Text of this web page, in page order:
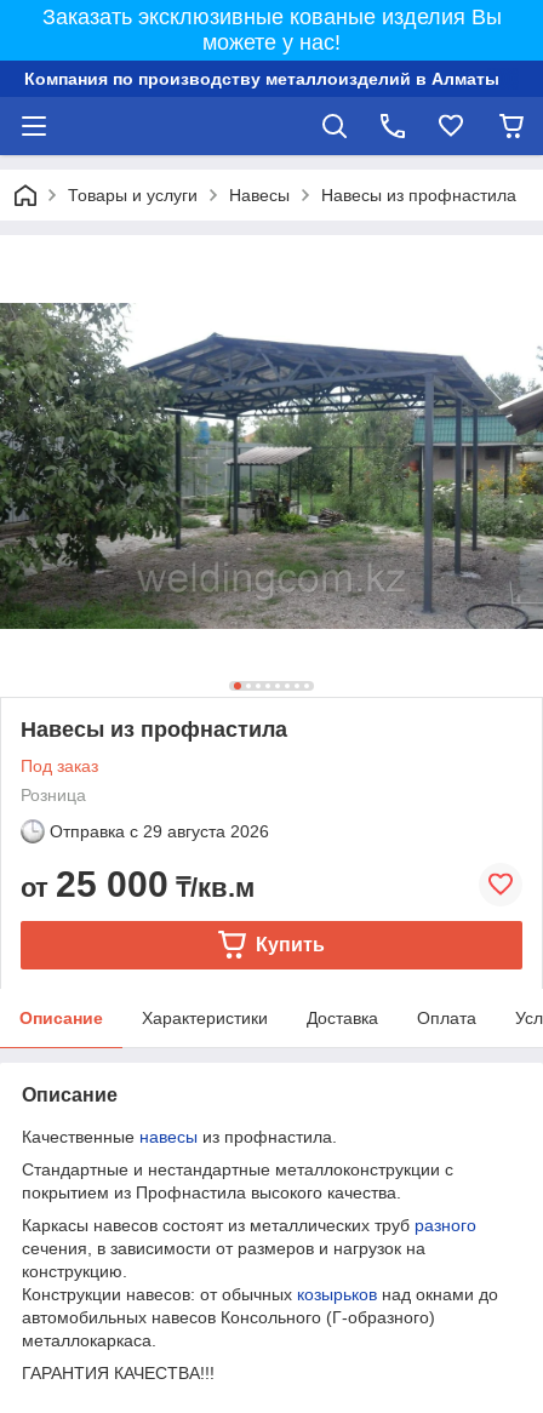
Заказать эксклюзивные кованые изделия Вы
можете у нас!
Компания по производству металлоизделий в Алматы
Товары и услуги Навесы Навесы из профнастила
Навесы из профнастила
Под заказ
Розница
Отправка с 29 августа 2026
от 25 000 ₸/кв.м
Купить
Описание Характеристики Доставка Оплата
Описание
Качественные навесы из профнастила.
Стандартные и нестандартные металлоконструкции с
покрытием из Профнастила высокого качества.
Каркасы навесов состоят из металлических труб разного
сечения, в зависимости от размеров и нагрузок на
конструкцию.
Конструкции навесов: от обычных козырьков над окнами до
автомобильных навесов Консольного (Г-образного)
металлокаркаса.
ГАРАНТИЯ КАЧЕСТВА!!!